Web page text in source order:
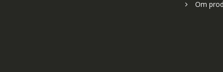
Om